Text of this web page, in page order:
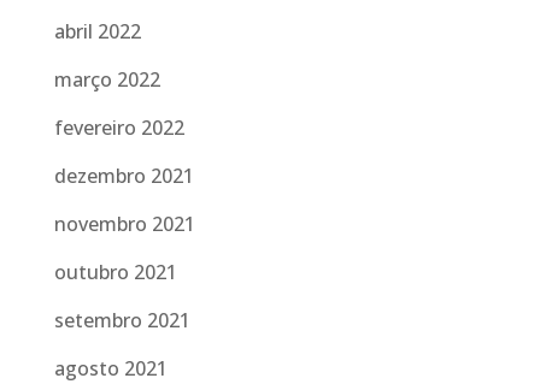
abril 2022
março 2022
fevereiro 2022
dezembro 2021
novembro 2021
outubro 2021
setembro 2021
agosto 2021